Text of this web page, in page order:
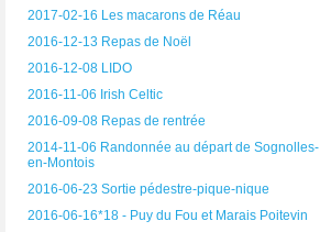
2017-02-16 Les macarons de Réau
2016-12-13 Repas de Noël
2016-12-08 LIDO
2016-11-06 Irish Celtic
2016-09-08 Repas de rentrée
2014-11-06 Randonnée au départ de Sognolles-
en-Montois
2016-06-23 Sortie pédestre-pique-nique
2016-06-16*18 - Puy du Fou et Marais Poitevin